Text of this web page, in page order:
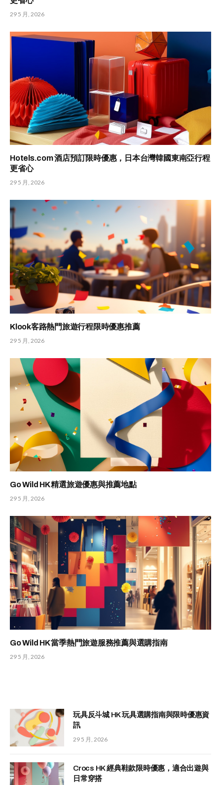
29 5 月, 2026
Hotels.com 酒店預訂限時優惠，日本台灣韓國東南亞行程
更省心
29 5 月, 2026
Klook客路熱門旅遊行程限時優惠推薦
29 5 月, 2026
Go Wild HK 精選旅遊優惠與推薦地點
29 5 月, 2026
Go Wild HK 當季熱門旅遊服務推薦與選購指南
29 5 月, 2026
玩具反斗城 HK 玩具選購指南與限時優惠資
訊
29 5 月, 2026
Crocs HK 經典鞋款限時優惠，適合出遊與
日常穿搭